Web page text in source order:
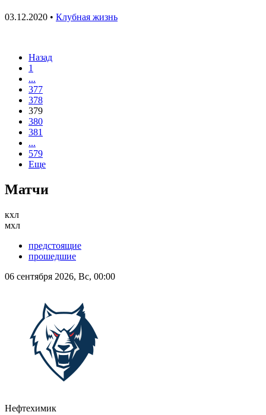
03.12.2020 • Клубная жизнь
Назад
1
...
377
378
379
380
381
...
579
Еще
Матчи
кхл
мхл
предстоящие
прошедшие
06 сентября 2026, Вс, 00:00
Нефтехимик